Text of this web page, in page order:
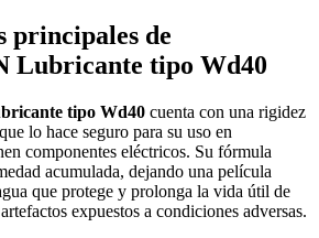
principales de
Lubricante tipo Wd40
tipo Wd40 cuenta con una rigidez
lo hace seguro para su uso en
componentes eléctricos. Su fórmula
acumulada, dejando una película
que protege y prolonga la vida útil de
expuestos a condiciones adversas.